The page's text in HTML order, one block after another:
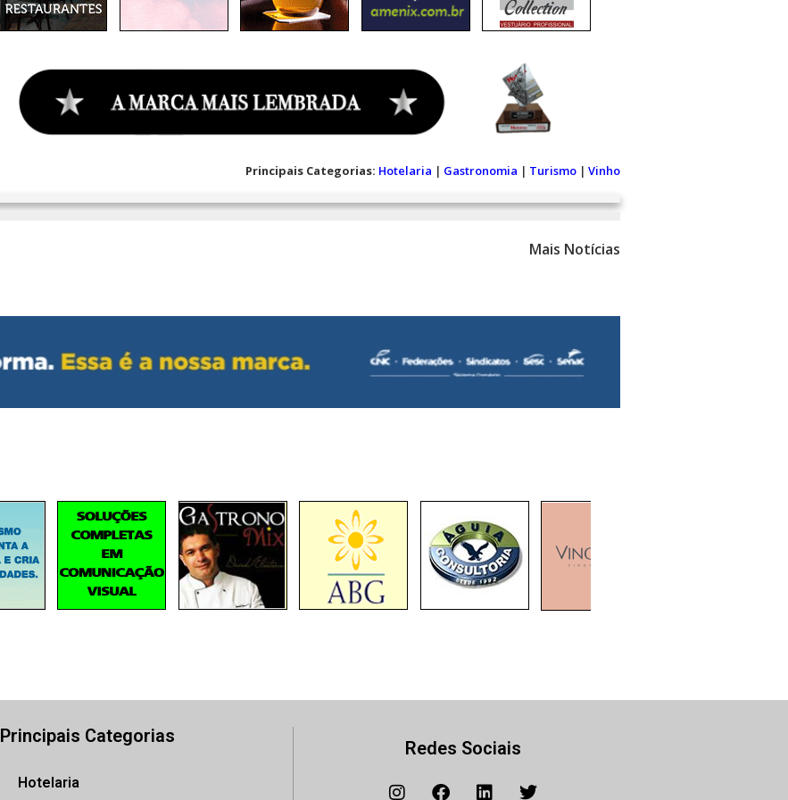
Principais Categorias: Hotelaria | Gastronomia | Turismo | Vinho
Mais Notícias
Principais Categorias
Hotelaria
Redes Sociais